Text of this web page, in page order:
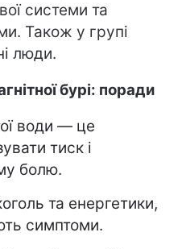
системи та
Також у групі
люди.
бурі: поради
води — це
тиск і
болю.
та енергетики,
симптоми.